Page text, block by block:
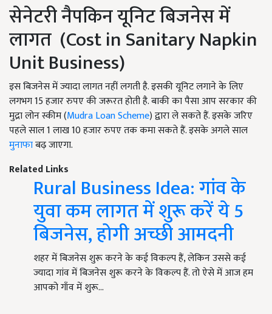
सेनेटरी नैपकिन यूनिट बिजनेस में
लागत (Cost in Sanitary Napkin
Unit Business)
इस बिजनेस में ज्यादा लागत नहीं लगती है. इसकी यूनिट लगाने के लिए
लगभग 15 हजार रुपए की जरूरत होती है. बाकी का पैसा आप सरकार की
मुद्रा लोन स्कीम (Mudra Loan Scheme) द्वारा ले सकते हैं. इसके जरिए
पहले साल 1 लाख 10 हजार रुपए तक कमा सकते हैं. इसके अगले साल
मुनाफाबढ़ जाएगा.
Related Links
Rural Business Idea: गांव के
युवा कम लागत में शुरू करें ये 5
बिजनेस, होगी अच्छी आमदनी
शहर में बिजनेस शुरू करने के कई विकल्प हैं, लेकिन उससे कई
ज्यादा गांव में बिजनेस शुरू करने के विकल्प हैं. तो ऐसे में आज हम
आपको गाँव में शुरू…